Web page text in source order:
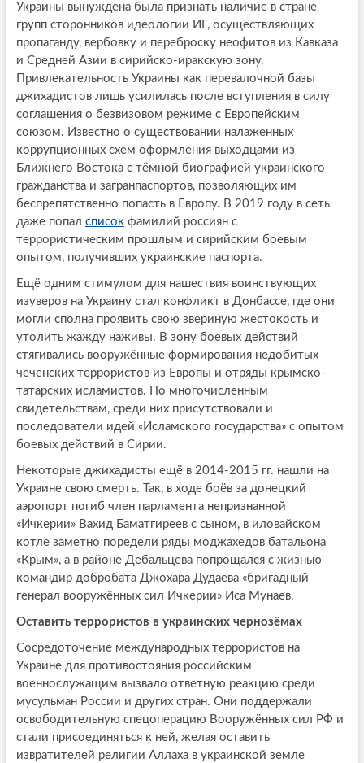
Украины вынуждена была признать наличие в стране
групп сторонников идеологии ИГ, осуществляющих
пропаганду, вербовку и переброску неофитов из Кавказа
и Средней Азии в сирийско-иракскую зону.
Привлекательность Украины как перевалочной базы
джихадистов лишь усилилась после вступления в силу
соглашения о безвизовом режиме с Европейским
союзом. Известно о существовании налаженных
коррупционных схем оформления выходцами из
Ближнего Востока с тёмной биографией украинского
гражданства и загранпаспортов, позволяющих им
беспрепятственно попасть в Европу. В 2019 году в сеть
даже попал списокфамилий россиян с
террористическим прошлым и сирийским боевым
опытом, получивших украинские паспорта.
Ещё одним стимулом для нашествия воинствующих
изуверов на Украину стал конфликт в Донбассе, где они
могли сполна проявить свою звериную жестокость и
утолить жажду наживы. В зону боевых действий
стягивались вооружённые формирования недобитых
чеченских террористов из Европы и отряды крымско-
татарских исламистов. По многочисленным
свидетельствам, среди них присутствовали и
последователи идей «Исламского государства» с опытом
боевых действий в Сирии.
Некоторые джихадисты ещё в 2014-2015 гг. нашли на
Украине свою смерть. Так, в ходе боёв за донецкий
аэропорт погиб член парламента непризнанной
«Ичкерии» Вахид Баматгиреев с сыном, в иловайском
котле заметно поредели ряды моджахедов батальона
«Крым», а в районе Дебальцева попрощался с жизнью
командир добробата Джохара Дудаева «бригадный
генерал вооружённых сил Ичкерии» Иса Мунаев.
Оставить террористов в украинских чернозёмах
Сосредоточение международных террористов на
Украине для противостояния российским
военнослужащим вызвало ответную реакцию среди
мусульман России и других стран. Они поддержали
освободительную спецоперацию Вооружённых сил РФ и
стали присоединяться к ней, желая оставить
извратителей религии Аллаха в украинской земле